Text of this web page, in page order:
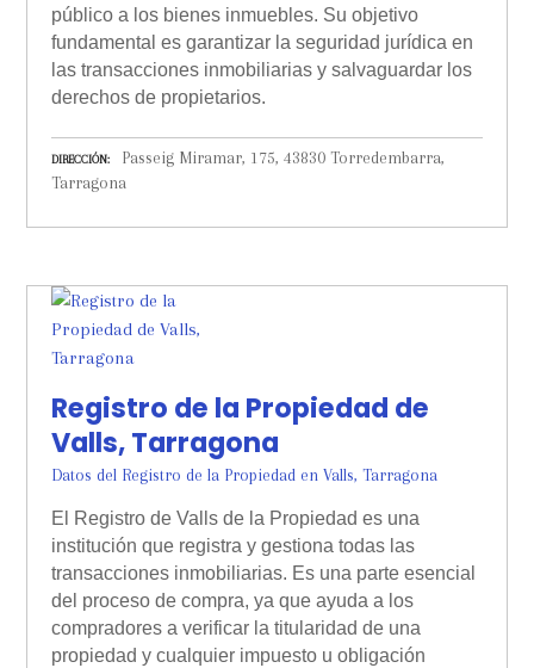
público a los bienes inmuebles. Su objetivo
fundamental es garantizar la seguridad jurídica en
las transacciones inmobiliarias y salvaguardar los
derechos de propietarios.
DIRECCIÓN
Passeig Miramar, 175, 43830 Torredembarra,
Tarragona
Registro de la Propiedad de
Valls, Tarragona
Datos del Registro de la Propiedad en Valls, Tarragona
El Registro de Valls de la Propiedad es una
institución que registra y gestiona todas las
transacciones inmobiliarias. Es una parte esencial
del proceso de compra, ya que ayuda a los
compradores a verificar la titularidad de una
propiedad y cualquier impuesto u obligación